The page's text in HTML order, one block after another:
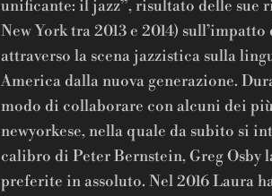
unificante: il jazz”, risultato delle sue
New York tra 2013 e 2014)
attraverso la scena jazzistica sulla
America dalla nuova generazione.
modo di collaborare con alcuni dei
newyorkese, nella quale da subito si
calibro di Peter Bernstein, Greg Osby
preferite in assoluto. Nel 2016 Laura